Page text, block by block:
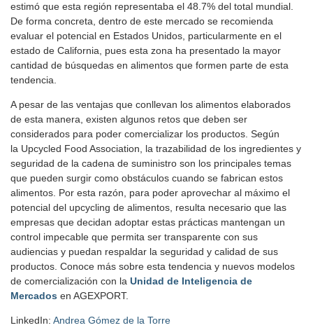
estimó que esta región representaba el 48.7% del total mundial.
De forma concreta, dentro de este mercado se recomienda
evaluar el potencial en Estados Unidos, particularmente en el
estado de California, pues esta zona ha presentado la mayor
cantidad de búsquedas en alimentos que formen parte de esta
tendencia.
A pesar de las ventajas que conllevan los alimentos elaborados
de esta manera, existen algunos retos que deben ser
considerados para poder comercializar los productos. Según
la Upcycled Food Association, la trazabilidad de los ingredientes y
seguridad de la cadena de suministro son los principales temas
que pueden surgir como obstáculos cuando se fabrican estos
alimentos. Por esta razón, para poder aprovechar al máximo el
potencial del upcycling de alimentos, resulta necesario que las
empresas que decidan adoptar estas prácticas mantengan un
control impecable que permita ser transparente con sus
audiencias y puedan respaldar la seguridad y calidad de sus
productos. Conoce más sobre esta tendencia y nuevos modelos
de comercialización con la Unidad de Inteligencia de
Mercados en AGEXPORT.
LinkedIn: Andrea Gómez de la Torre